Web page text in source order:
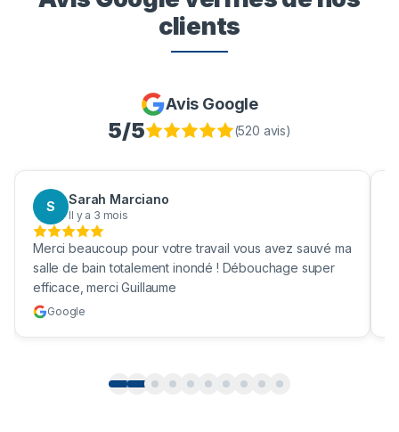
clients
Avis Google
5/5 (520 avis)
S Sarah Marciano
Il y a 3 mois
Merci beaucoup pour votre travail vous avez sauvé ma
salle de bain totalement inondé ! Débouchage super
efficace, merci Guillaume
Google